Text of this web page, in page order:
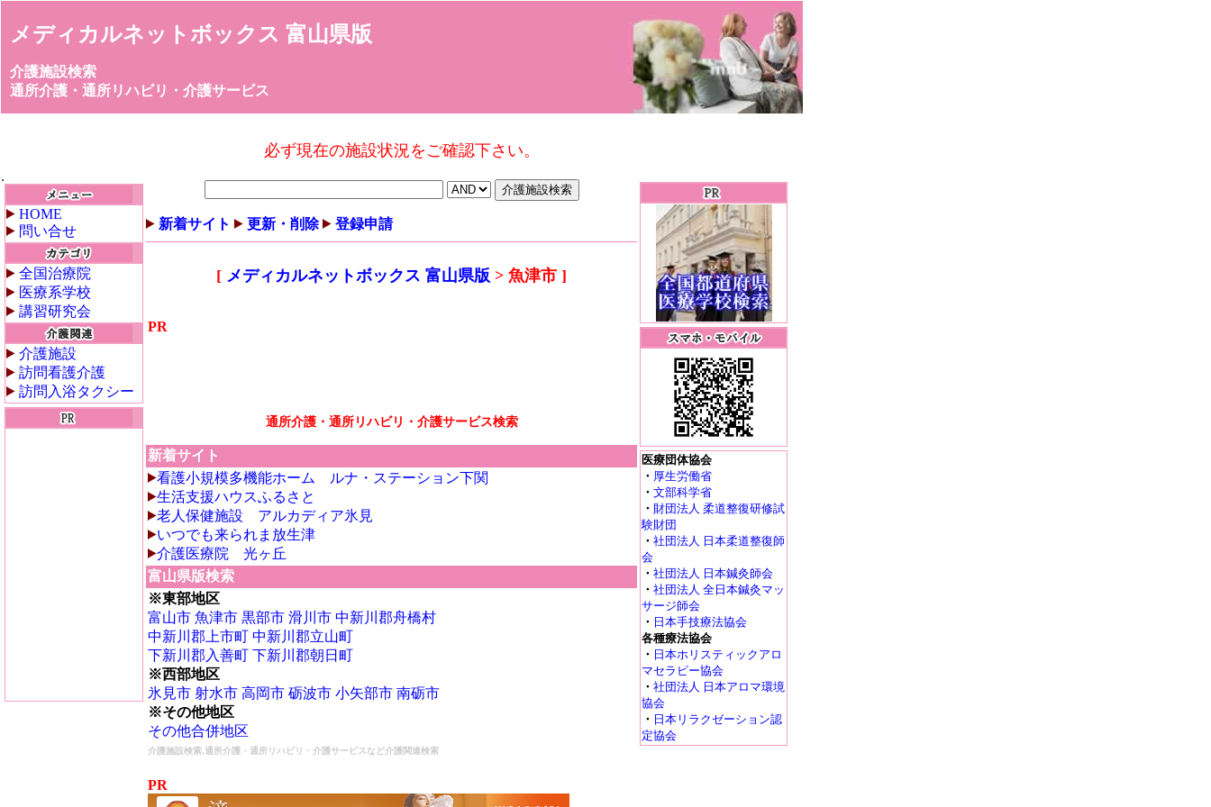
メディカルネットボックス 富山県版
介護施設検索
通所介護・通所リハビリ・介護サービス
必ず現在の施設状況をご確認下さい。
HOME
問い合せ
全国治療院
医療系学校
講習研究会
介護施設
訪問看護介護
訪問入浴タクシー
新着サイト 更新・削除 登録申請
[ メディカルネットボックス 富山県版 > 魚津市 ]
PR
通所介護・通所リハビリ・介護サービス検索
新着サイト
看護小規模多機能ホーム ルナ・ステーション下関
生活支援ハウスふるさと
老人保健施設 アルカディア氷見
いつでも来られま放生津
介護医療院 光ヶ丘
富山県版検索
※東部地区
富山市 魚津市 黒部市 滑川市 中新川郡舟橋村
中新川郡上市町 中新川郡立山町
下新川郡入善町 下新川郡朝日町
※西部地区
氷見市 射水市 高岡市 砺波市 小矢部市 南砺市
※その他地区
その他合併地区
介護施設検索,通所介護・通所リハビリ・介護サービスなど介護関連検索
PR
医療団体協会
・ 厚生労働省
・ 文部科学省
・ 財団法人 柔道整復研修試
験財団
・ 社団法人 日本柔道整復師
会
・ 社団法人 日本鍼灸師会
・ 社団法人 全日本鍼灸マッ
サージ師会
・ 日本手技療法協会
各種療法協会
・ 日本ホリスティックアロ
マセラピー協会
・ 社団法人 日本アロマ環境
協会
・ 日本リラクゼーション認
定協会